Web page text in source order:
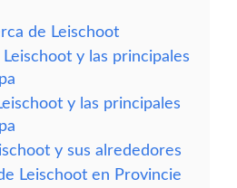
de Leischoot
y las principales
y las principales
y sus alrededores
Leischoot en Provincie